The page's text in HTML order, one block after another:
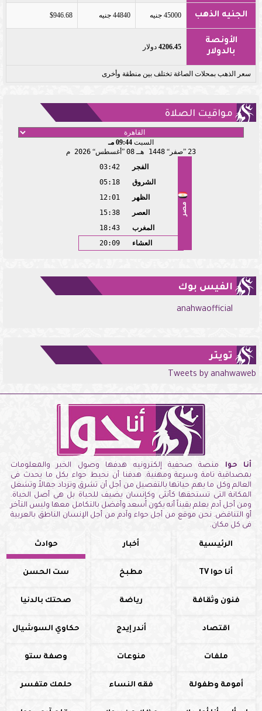
الجنيه الذهب 45000 جنيه 44840 جنيه $946.68
الأونصة
بالدولار
4206.45 دولار
سعر الذهب بمحلات الصاغة تختلف بين منطقة وأخرى
مواقيت الصلاة
السبت 09:44 مـ
23 صفر 1448 هـ 08 أغسطس 2026 م
مصر
الفجر
03:42
الشروق
05:18
الظهر
12:01
العصر
15:38
المغرب
18:43
العشاء
20:09
الفيس بوك
anahwaofficial
تويتر
Tweets by anahwaweb
أنا حوا منصة صحفية إلكترونيه هدفها وصول الخبر والمعلومات
بمصداقية تامة وسرعة ومهنية. هدفنا أن نحيط حواء بكل ما يحدث فى
العالم وكل ما يهم حياتها بالتفصيل من أجل أن تشرق وتزداد جمالاً وتشغل
المكانة التى تستحقها كأنثى وكإنسان يضيف للحياة بل هى أصل الحياة.
ومن أجل آدم يعلم يقيناً أنه يكون أسعد وأفضل بالتكامل معها وليس التأخر
أو التناقض. نحن موقع من أجل حواء وآدم من أجل الإنسان الناطق بالعربية
فى كل مكان.
الرئيسية أخبار حوادث
أنا حوا TV مطبخ ست الحسن
فنون وثقافة رياضة صحتك بالدنيا
اقتصاد أندر إيدج حكاوي السوشيال
ملفات منوعات وصفة ستو
أمومة وطفولة فقه النساء حلمك متفسر